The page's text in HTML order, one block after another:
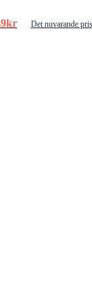
kr
Det nuvarande